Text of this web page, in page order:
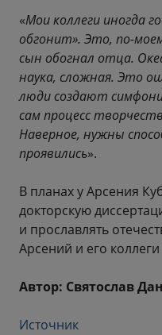
«Мои коллеги иногда
обгонит». Это, по-
сын обогнал отца.
наука, сложная. Это
люди создают
сам процесс
Наверное, нужны
проявились».
В планах у Арсения
докторскую
и прославлять
Арсений и его
Автор: Святослав
Источник